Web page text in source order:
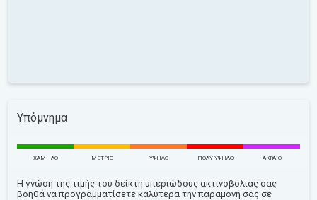
Υπόμνημα
ΧΑΜΗΛΌ ΜΈΤΡΙΟ ΥΨΗΛΌ ΠΟΛΎ ΥΨΗΛΌ ΑΚΡΑΊΟ
Η γνώση της τιμής του δείκτη υπεριώδους ακτινοβολίας σας
βοηθά να προγραμματίσετε καλύτερα την παραμονή σας σε